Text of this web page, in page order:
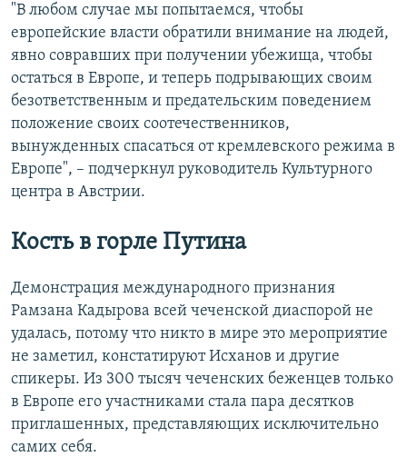
"В любом случае мы попытаемся, чтобы
европейские власти обратили внимание на людей,
явно совравших при получении убежища, чтобы
остаться в Европе, и теперь подрывающих своим
безответственным и предательским поведением
положение своих соотечественников,
вынужденных спасаться от кремлевского режима в
Европе", – подчеркнул руководитель Культурного
центра в Австрии.
Кость в горле Путина
Демонстрация международного признания
Рамзана Кадырова всей чеченской диаспорой не
удалась, потому что никто в мире это мероприятие
не заметил, констатируют Исханов и другие
спикеры. Из 300 тысяч чеченских беженцев только
в Европе его участниками стала пара десятков
приглашенных, представляющих исключительно
самих себя.